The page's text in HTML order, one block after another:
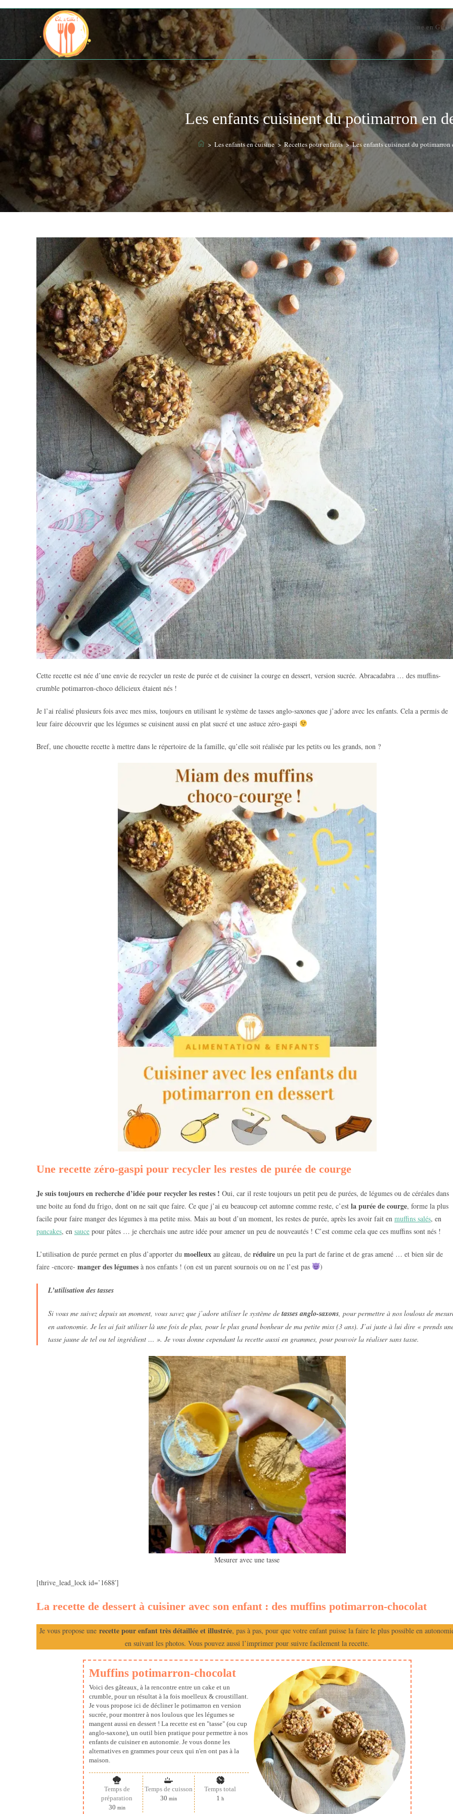
Skip
Accueil Qui suis-je ? Les ateliers de cuisine en
Les enfants cuisinent du potimarron en
> Les enfants en cuisine > Recettes pour enfants > Les enfants cuisinent du potimarron
Cette recette est née d’une envie de recycler un reste de purée et de cuisiner la courge en dessert, version sucrée. Abracadabra … des muffins-
crumble potimarron-choco délicieux étaient nés !
Je l’ai réalisé plusieurs fois avec mes miss, toujours en utilisant le système de tasses anglo-saxones que j’adore avec les enfants. Cela a permis de
leur faire découvrir que les légumes se cuisinent aussi en plat sucré et une astuce zéro-gaspi
Bref, une chouette recette à mettre dans le répertoire de la famille, qu’elle soit réalisée par les petits ou les grands, non ?
Une recette zéro-gaspi pour recycler les restes de purée de courge
Je suis toujours en recherche d’idée pour recycler les restes ! Oui, car il reste toujours un petit peu de purées, de légumes ou de céréales dans
une boite au fond du frigo, dont on ne sait que faire. Ce que j’ai eu beaucoup cet automne comme reste, c’est la purée de courge, forme la plus
facile pour faire manger des légumes à ma petite miss. Mais au bout d’un moment, les restes de purée, après les avoir fait en muffins salés, en
pancakes, en sauce pour pâtes … je cherchais une autre idée pour amener un peu de nouveautés ! C’est comme cela que ces muffins sont nés !
L’utilisation de purée permet en plus d’apporter du moelleux au gâteau, de réduire un peu la part de farine et de gras amené … et bien sûr de
faire -encore- manger des légumes à nos enfants ! (on est un parent sournois ou on ne l’est pas )
L’utilisation des tasses
Si vous me suivez depuis un moment, vous savez que j’adore utiliser le système de tasses anglo-saxons, pour permettre à nos loulous de
en autonomie. Je les ai fait utiliser là une fois de plus, pour le plus grand bonheur de ma petite miss (3 ans). J’ai juste à lui dire « prends
tasse jaune de tel ou tel ingrédient … ». Je vous donne cependant la recette aussi en grammes, pour pouvoir la réaliser sans tasse.
Mesurer avec une tasse
[thrive_lead_lock id=’1688′]
La recette de dessert à cuisiner avec son enfant : des muffins potimarron-chocolat
Je vous propose une recette pour enfant très détaillée et illustrée, pas à pas, pour que votre enfant puisse la faire le plus possible en
en suivant les photos. Vous pouvez aussi l’imprimer pour suivre facilement la recette.
Muffins potimarron-chocolat
Voici des gâteaux, à la rencontre entre un cake et un
crumble, pour un résultat à la fois moelleux & croustillant.
Je vous propose ici de décliner le potimarron en version
sucrée, pour montrer à nos loulous que les légumes se
mangent aussi en dessert ! La recette est en "tasse" (ou cup
anglo-saxone), un outil bien pratique pour permettre à nos
enfants de cuisiner en autonomie. Je vous donne les
alternatives en grammes pour ceux qui n'en ont pas à la
maison.
Temps de
préparation
30minutes
min
Temps de cuisson
30minutes
min
Temps total
1 heure
h